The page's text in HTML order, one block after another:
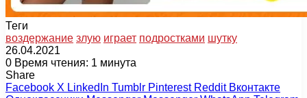
Теги
воздержание злую играет подростками шутку
26.04.2021
0 Время чтения: 1 минута
Share
Facebook X LinkedIn Tumblr Pinterest Reddit Вконтакте